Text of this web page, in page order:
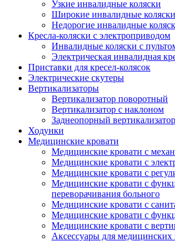
Узкие инвалидные коляски
Широкие инвалидные коляски
Недорогие инвалидные
Кресла-коляски с электроприводом
Инвалидные коляски с
Электрическая инвалидная
Приставки для кресел-колясок
Электрические скутеры
Вертикализаторы
Вертикализатор поворотный
Вертикализатор с наклоном
Заднеопорный вертикализатор
Ходунки
Медицинские кровати
Медицинские кровати с
Медицинские кровати с
Медицинские кровати с
Медицинские кровати с
переворачивания больного
Медицинские кровати с
Медицинские кровати с
Медицинские кровати с
Аксессуары для медицинских